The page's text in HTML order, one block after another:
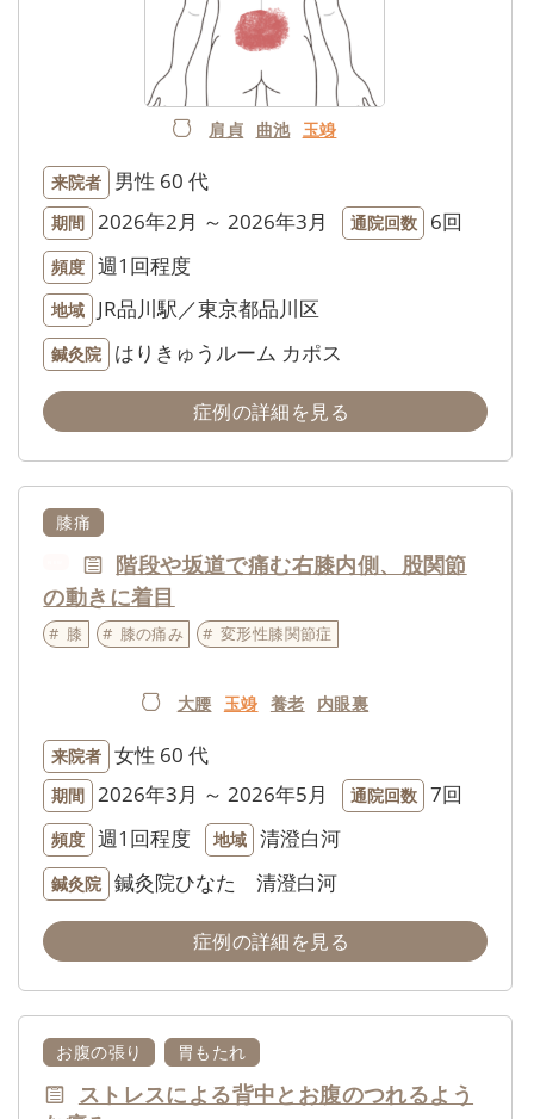
肩貞 曲池 玉竧
来院者 男性 60 代
期間 2026年2月 ～ 2026年3月 通院回数 6回
頻度 週1回程度
地域 JR品川駅／東京都品川区
鍼灸院 はりきゅうルーム カポス
症例の詳細を見る
膝痛
階段や坂道で痛む右膝内側、股関節
の動きに着目
膝 膝の痛み 変形性膝関節症
大腰 玉竧 養老 内眼裏
来院者 女性 60 代
期間 2026年3月 ～ 2026年5月 通院回数 7回
頻度 週1回程度 地域 清澄白河
鍼灸院 鍼灸院ひなた 清澄白河
症例の詳細を見る
お腹の張り 胃もたれ
ストレスによる背中とお腹のつれるよう